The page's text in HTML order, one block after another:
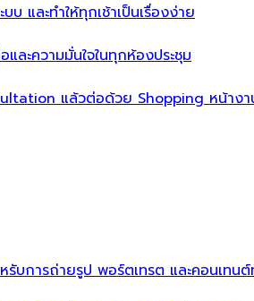
และทำให้ทุกเช้าเป็นเรื่องง่าย
ะความมั่นใจในทุกห้องประชุม
แล้วต่อด้วย Shopping หน้าง
บการถ่ายรูป พอร์ตเทรต และคอนเทน